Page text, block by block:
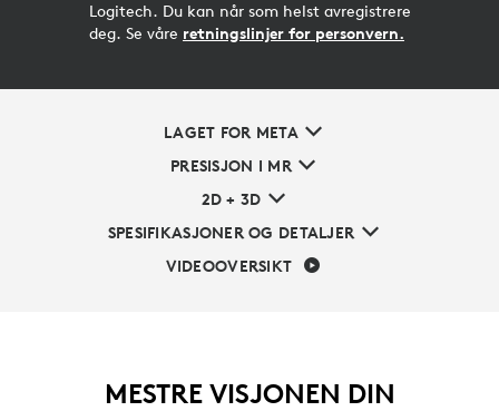
Logitech. Du kan når som helst avregistrere
deg. Se våre retningslinjer for personvern.
LAGET FOR META
PRESISJON I MR
2D + 3D
SPESIFIKASJONER OG DETALJER
VIDEOOVERSIKT
MESTRE VISJONEN DIN